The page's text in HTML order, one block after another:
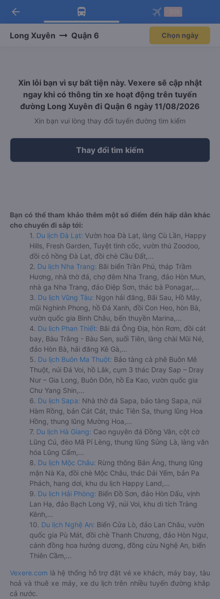
Tải app Vexere ngay!
Nhận ưu đãi thành viên độc
Mở app
Tải app Vexere
-30k/ghế khi đặt vé máy bay qua
Mở app
arrow_back
Long Xuyên Quận 6 Chọn ngày
Xin lỗi bạn vì sự bất tiện này. Vexere sẽ cập nhật
ngay khi có thông tin xe hoạt động trên tuyến
đường Long Xuyên đi Quận 6 ngày 11/08/2026
Xin bạn vui lòng thay đổi tuyến đường tìm kiếm
Thay đổi tìm kiếm
Bạn có thể tham khảo thêm một số điểm đến hấp dẫn khác
cho chuyến đi sắp tới:
1. Du lịch Đà Lạt: Vườn hoa Đà Lạt, làng Cù Lần, Happy
Hills, Fresh Garden, Tuyệt tình cốc, vườn thú Zoodoo,
đồi cỏ hồng Đà Lạt, đồi chè Cầu Đất,...
2. Du lịch Nha Trang: Bãi biển Trần Phú, tháp Trầm
Hương, nhà thờ đá, chợ đêm Nha Trang, đảo Hòn Mun,
nhà ga Nha Trang, đảo Điệp Sơn, thác bà Ponagar,...
3. Du lịch Vũng Tàu: Ngọn hải đăng, Bãi Sau, Hồ Mây,
mũi Nghinh Phong, hồ Đá Xanh, đồi Con Heo, hòn Bà,
vườn quốc gia Bình Châu, bến thuyền Marina,...
4. Du lịch Phan Thiết: Bãi đá Ông Địa, hòn Rơm, đồi cát
bay, Bàu Trắng - Bàu Sen, suối Tiên, làng chài Mũi Né,
đảo Hòn Bà, hải đăng Kê Gà,...
5. Du lịch Buôn Ma Thuột: Bảo tàng cà phê Buôn Mê
Thuột, núi Đá Voi, hồ Lắk, cụm 3 thác Dray Sap – Dray
Nur – Gia Long, Buôn Đôn, hồ Ea Kao, vườn quốc gia
Chư Yang Shin,...
6. Du lịch Sapa: Nhà thờ đá Sapa, bảo tàng Sapa, núi
Hàm Rồng, bản Cát Cát, thác Tiên Sa, thung lũng Hoa
Hồng, thung lũng Mường Hoa,...
7. Du lịch Hà Giang: Cao nguyên đá Đồng Văn, cột cờ
Lũng Cú, đèo Mã Pí Lèng, thung lũng Sủng Là, làng văn
hóa Lũng Cẩm,...
8. Du lịch Mộc Châu: Rừng thông Bản Áng, thung lũng
mận Nà Ka, đồi chè Mộc Châu, thác Dải Yếm, bản Pa
Phách, hang dơi, khu du lịch Happy Land,...
9. Du lịch Hải Phòng: Biển Đồ Sơn, đảo Hòn Dấu, vịnh
Lan Hạ, đảo Bạch Long Vỹ, núi Voi, khu di tích Tràng
Kênh,...
10. Du lịch Nghệ An: Biển Cửa Lò, đảo Lan Châu, vườn
quốc gia Pù Mát, đồi chè Thanh Chương, đảo Hòn Ngư,
cánh đồng hoa hướng dương, đồng cừu Nghệ An, biển
Thiên Cầm,...
Vexere.com là hệ thống hỗ trợ đặt vé xe khách, máy bay, tàu
hoả và thuê xe máy, xe du lịch trên nhiều tuyến đường khắp
cả nước.